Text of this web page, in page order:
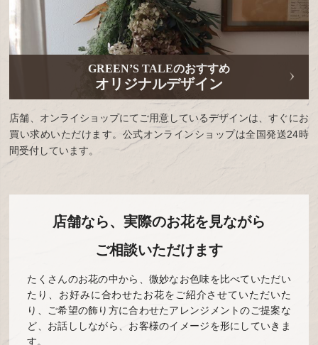
GREEN’S TALEのおすすめ
オリジナルデザイン
店舗、オンライショップにてご用意しているデザインは、すぐにお
買い求めいただけます。公式オンラインショップは全国発送24時
間受付しています。
店舗なら、実際のお花を見ながら
ご相談いただけます
たくさんのお花の中から、微妙なお色味を比べていただい
たり、お好みに合わせたお花をご紹介させていただいた
り、ご希望の飾り方に合わせたアレンジメントのご提案な
ど、お話ししながら、お客様のイメージを形にしていきま
す。